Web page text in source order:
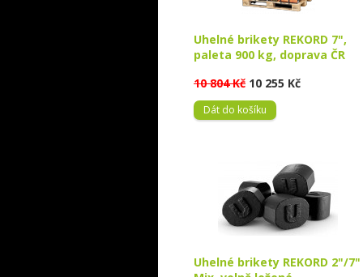
Uhelné brikety REKORD 7",
paleta 900 kg, doprava ČR
10 804 Kč 10 255 Kč
Dát do košíku
Uhelné brikety REKORD 2"/7"